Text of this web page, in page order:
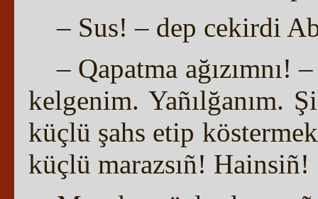
– Sus! – dep cekirdi
– Qapatma ağızımnı!
kelgenim. Yañılğanım.
küçlü şahs etip
küçlü marazsıñ! Hainsiñ!